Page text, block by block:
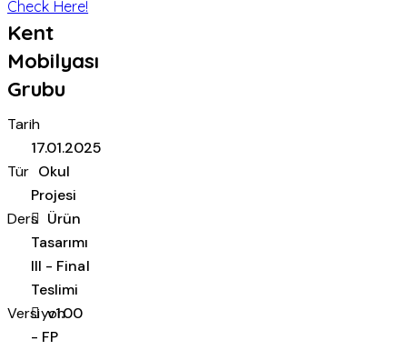
Check Here!
Kent
Mobilyası
Grubu
Tarih
17.01.2025
Tür Okul
Projesi
Ders Ürün
Tasarımı
III - Final
Teslimi
Versiyonv1.00
- FP